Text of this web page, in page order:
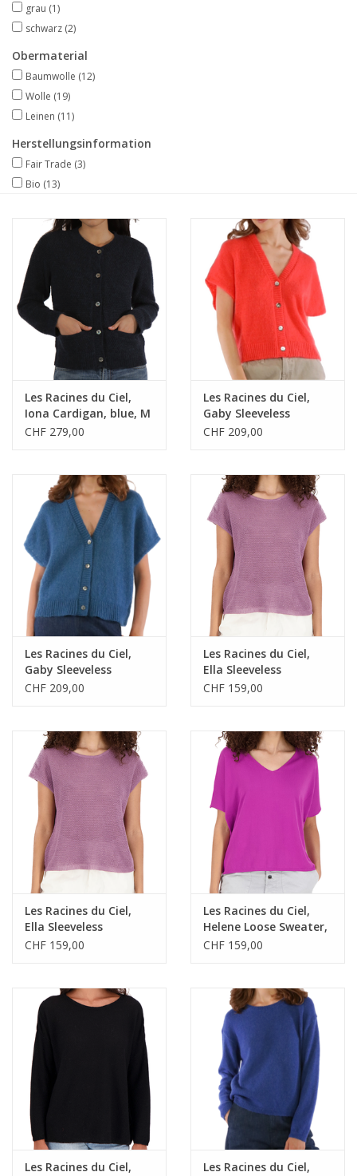
grau (1)
schwarz (2)
Obermaterial
Baumwolle (12)
Wolle (19)
Leinen (11)
Herstellungsinformation
Fair Trade (3)
Bio (13)
Les Racines du Ciel,
Iona Cardigan, blue, M
CHF 279,00
Les Racines du Ciel,
Gaby Sleeveless
Cardigan, coral, S
CHF 209,00
Les Racines du Ciel,
Gaby Sleeveless
Cardigan, blue, S
CHF 209,00
Les Racines du Ciel,
Ella Sleeveless
Sweater, lavander, S
CHF 159,00
Les Racines du Ciel,
Ella Sleeveless
Sweater, lavander, M
CHF 159,00
Les Racines du Ciel,
Helene Loose Sweater,
purple, M
CHF 159,00
Les Racines du Ciel,
Les Racines du Ciel,